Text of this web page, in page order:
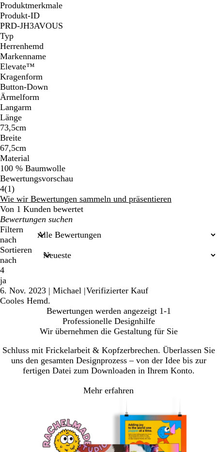
Produktmerkmale
Produkt-ID
PRD-JH3AVOUS
Typ
Herrenhemd
Markenname
Elevate™
Kragenform
Button-Down
Ärmelform
Langarm
Länge
73,5cm
Breite
67,5cm
Material
100 % Baumwolle
Bewertungsvorschau
4(11
Bewertungen
)
Wie wir Bewertungen sammeln und präsentieren
Von 1 Kunden bewertet
Meine
Sucheingaben
Filtern
nach
Sortieren
nach
4
ja
6. Nov. 2023 | Michael |Verifizierter Kauf
Cooles Hemd.
Bewertungen werden angezeigt 1-1
Professionelle Designhilfe
Wir übernehmen die Gestaltung für Sie
Schluss mit Frickelarbeit & Kopfzerbrechen. Überlassen Sie
uns den gesamten Designprozess – von der Idee bis zur
fertigen Datei zum Downloaden in Ihrem Konto.
Mehr erfahren